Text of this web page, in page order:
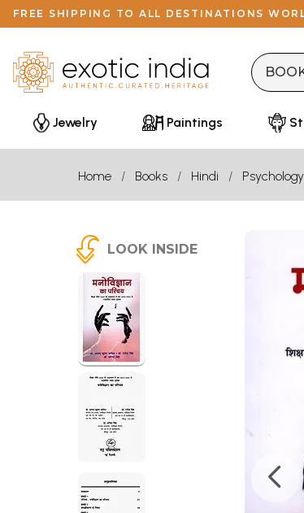
FREE SHIPPING TO ALL DESTINATIONS
Jewelry Paintings
Home Books Hindi Psychology
LOOK INSIDE